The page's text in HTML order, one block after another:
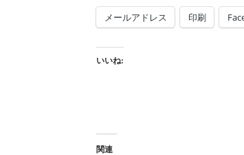
メールアドレス 印刷
いいね:
関連